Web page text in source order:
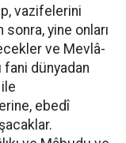
vazifelerini
yine onları
ve Mevlâ-
fani dünyadan
ebedî